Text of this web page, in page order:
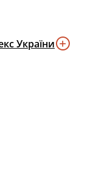
України